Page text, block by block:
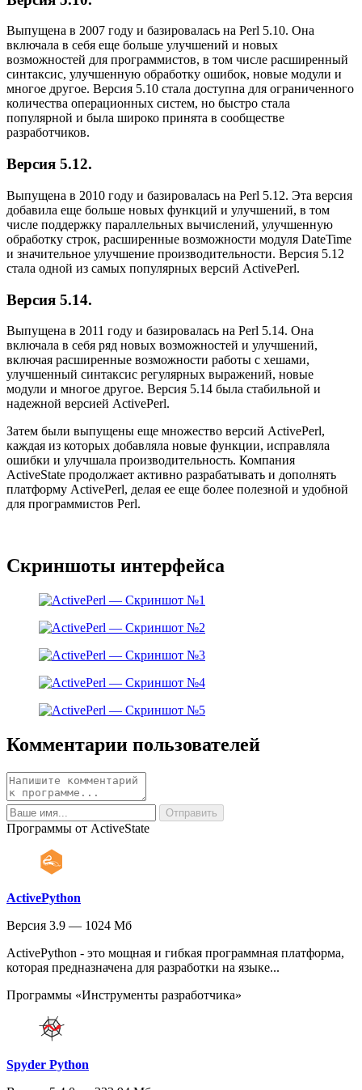
Выпущена в 2007 году и базировалась на Perl 5.10. Она
включала в себя еще больше улучшений и новых
возможностей для программистов, в том числе расширенный
синтаксис, улучшенную обработку ошибок, новые модули и
многое другое. Версия 5.10 стала доступна для ограниченного
количества операционных систем, но быстро стала
популярной и была широко принята в сообществе
разработчиков.
Версия 5.12.
Выпущена в 2010 году и базировалась на Perl 5.12. Эта версия
добавила еще больше новых функций и улучшений, в том
числе поддержку параллельных вычислений, улучшенную
обработку строк, расширенные возможности модуля DateTime
и значительное улучшение производительности. Версия 5.12
стала одной из самых популярных версий ActivePerl.
Версия 5.14.
Выпущена в 2011 году и базировалась на Perl 5.14. Она
включала в себя ряд новых возможностей и улучшений,
включая расширенные возможности работы с хешами,
улучшенный синтаксис регулярных выражений, новые
модули и многое другое. Версия 5.14 была стабильной и
надежной версией ActivePerl.
Затем были выпущены еще множество версий ActivePerl,
каждая из которых добавляла новые функции, исправляла
ошибки и улучшала производительность. Компания
ActiveState продолжает активно разрабатывать и дополнять
платформу ActivePerl, делая ее еще более полезной и удобной
для программистов Perl.
Скриншоты интерфейса
Комментарии пользователей
Программы от ActiveState
ActivePython
Версия 3.9 — 1024 Мб
ActivePython - это мощная и гибкая программная платформа,
которая предназначена для разработки на языке...
Программы «Инструменты разработчика»
Spyder Python